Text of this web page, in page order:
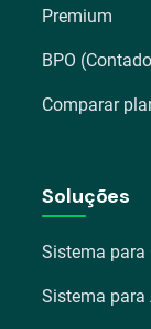
Premium
BPO
Comparar
Soluções
Sistema
Sistema